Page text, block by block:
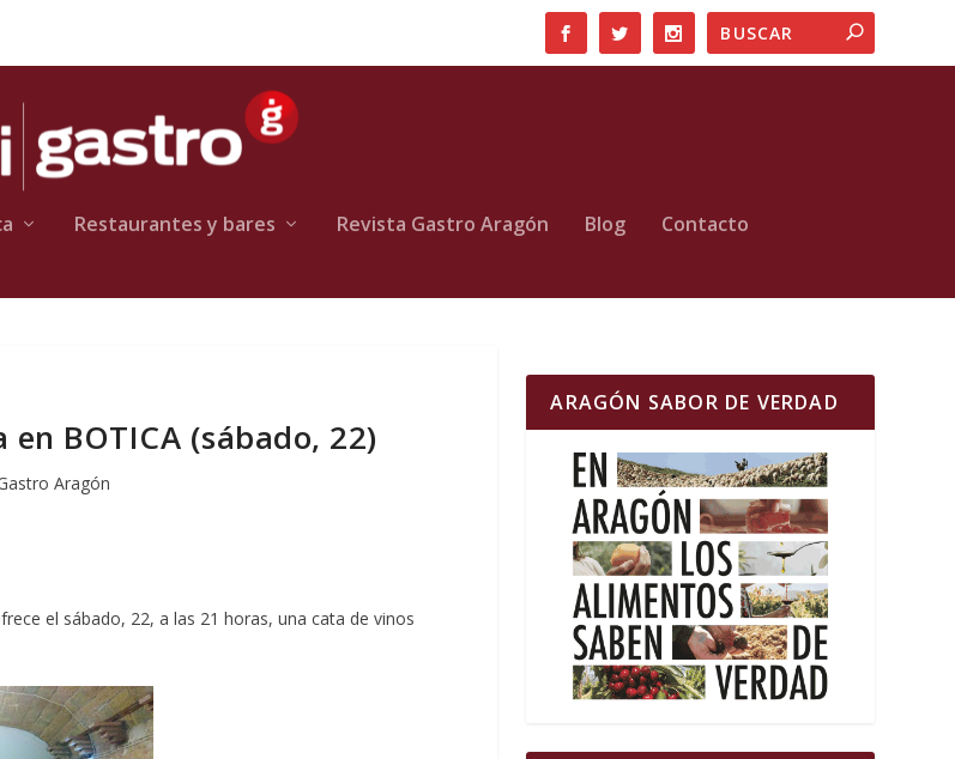
Restaurantes y bares Revista Gastro Aragón Blog Contacto
BOTICA (sábado, 22)
Aragón
el sábado, 22, a las 21 horas, una cata de vinos
ARAGÓN SABOR DE VERDAD